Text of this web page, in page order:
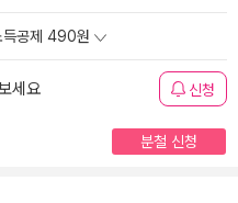
득공제 490원
세요 신청
분철 신청